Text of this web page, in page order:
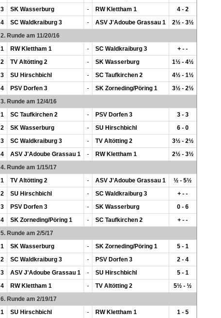
3
SK Wasserburg - RW Klettham 1
4 - 2
4
SC Waldkraiburg 3 - ASV J'Adoube Grassau 1
2½ - 3½
2. Runde am 11/20/16
1
RW Klettham 1 - SC Waldkraiburg 3
+ - -
2
TV Altötting 2 - SK Wasserburg
1½ - 4½
3
SU Hirschbichl - SC Taufkirchen 2
4½ - 1½
4
PSV Dorfen 3 - SK Zorneding/Pöring 1
3½ - 2½
3. Runde am 12/4/16
1
SC Taufkirchen 2 - PSV Dorfen 3
3 - 3
2
SK Wasserburg - SU Hirschbichl
6 - 0
3
SC Waldkraiburg 3 - TV Altötting 2
3½ - 2½
4
ASV J'Adoube Grassau 1 - RW Klettham 1
2½ - 3½
4. Runde am 1/15/17
1
TV Altötting 2 - ASV J'Adoube Grassau 1
½ - 5½
2
SU Hirschbichl - SC Waldkraiburg 3
+ - -
3
PSV Dorfen 3 - SK Wasserburg
0 - 6
4
SK Zorneding/Pöring 1 - SC Taufkirchen 2
+ - -
5. Runde am 2/5/17
1
SK Wasserburg - SK Zorneding/Pöring 1
5 - 1
2
SC Waldkraiburg 3 - PSV Dorfen 3
2 - 4
3
ASV J'Adoube Grassau 1 - SU Hirschbichl
5 - 1
4
RW Klettham 1 - TV Altötting 2
5½ - ½
6. Runde am 2/19/17
1
SU Hirschbichl - RW Klettham 1 1 - 5